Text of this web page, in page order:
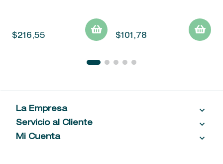
$216,55 $101 , 78
La Empresa
Acerca de las Fragancias
Ventas al por mayor
Servicio al Cliente
Contáctanos
Mi Cuenta